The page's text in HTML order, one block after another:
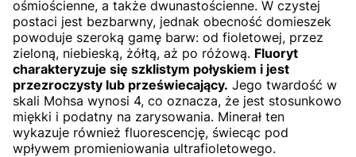
ośmiościenne, a także dwunastościenne. W czystej
postaci jest bezbarwny, jednak obecność domieszek
powoduje szeroką gamę barw: od fioletowej, przez
zieloną, niebieską, żółtą, aż po różową. Fluoryt
charakteryzuje się szklistym połyskiem i jest
przezroczysty lub przeświecający. Jego twardość w
skali Mohsa wynosi 4, co oznacza, że jest stosunkowo
miękki i podatny na zarysowania. Minerał ten
wykazuje również fluorescencję, świecąc pod
wpływem promieniowania ultrafioletowego.